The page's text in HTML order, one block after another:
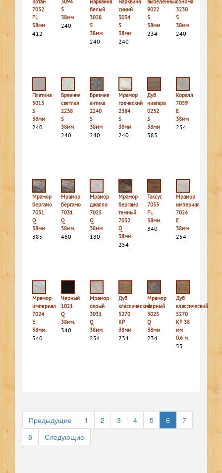
Вотан
7052
FL
38мм.
412
3094
S
38мм
240
марквина
белый
3028
S
38мм
240
марквина
синий
3034
S
38мм
240
выбеленный
9022
S
38мм
234
сонома
3230
S
38мм
240
Платина
5013
S
38мм
240
Брекчия
светлая
2238
S
38мм
240
Брекчия
антика
2240
S
38мм
240
Мрамор
греческий
2384
S
38мм
240
Дуб
ниагара
0232
S
38мм
385
Коралл
7059
E
38мм
254
Мрамор
бергамо
7031
Q
38мм
385
Мрамор
бергамо
7031
Q
38мм.
460
Мрамор
джалло
7025
Q
38мм
180
Мрамор
бергамо
темный
7032
Q
38мм
254
Таксус
7053
FL
38мм.
340
Мрамор
империал
7024
E
38мм
254
Мрамор
империал
7024
E
38мм.
340
Черный
1021
Q
38мм.
340
Мрамор
серый
3031
Q
38мм
234
Дуб
классический
5270
КР
38мм
234
Мрамор
черный
3025
Q
38мм
234
Дуб
классический
5270
КР 38
мм
0.6 м
53
Предыдущие 1 2 3 4 5 6
7
8
Следующие